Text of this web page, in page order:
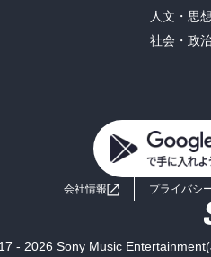
人文・思
社会・政
会社情報 プライバシ
- 2026 Sony Music